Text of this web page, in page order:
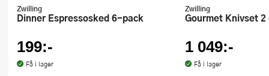
Zwilling
Dinner Espressosked 6-pack
199:-
Få i lager
Zwilling
Gourmet Knivset
1 049:-
Få i lager